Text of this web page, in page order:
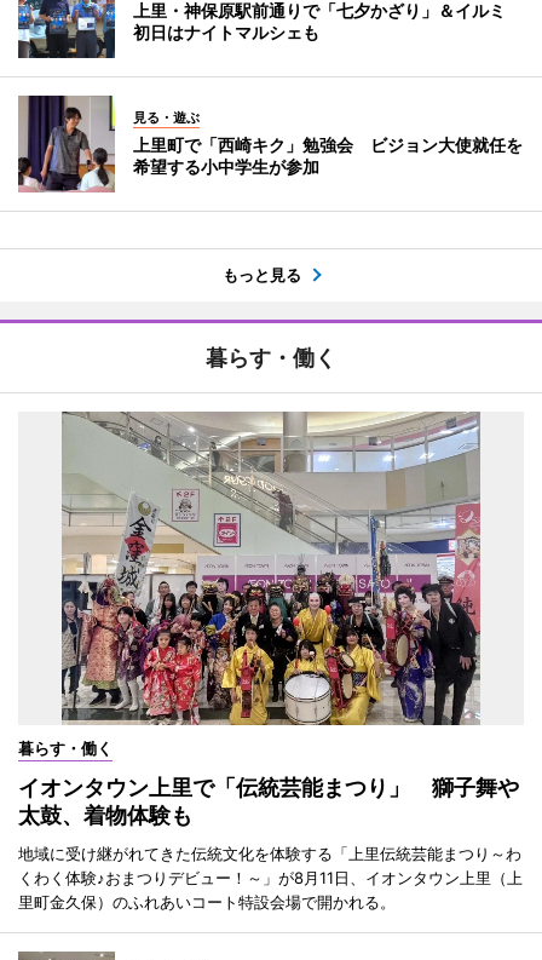
上里・神保原駅前通りで「七夕かざり」＆イルミ
初日はナイトマルシェも
見る・遊ぶ
上里町で「西崎キク」勉強会 ビジョン大使就任を
希望する小中学生が参加
もっと見る
暮らす・働く
暮らす・働く
イオンタウン上里で「伝統芸能まつり」 獅子舞や
太鼓、着物体験も
地域に受け継がれてきた伝統文化を体験する「上里伝統芸能まつり～わ
くわく体験♪おまつりデビュー！～」が8月11日、イオンタウン上里（上
里町金久保）のふれあいコート特設会場で開かれる。